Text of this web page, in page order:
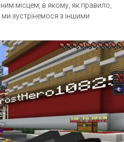
місцем, в якому, як правило,
ми зустрінемося з іншими